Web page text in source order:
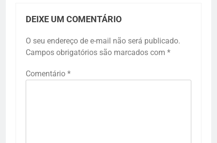
DEIXE UM COMENTÁRIO
O seu endereço de e-mail não será publicado.
Campos obrigatórios são marcados com *
Comentário *